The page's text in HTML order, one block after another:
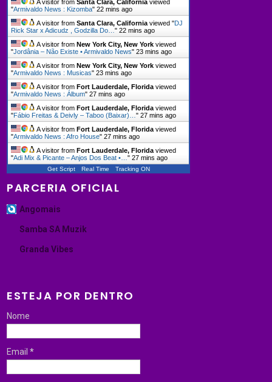
A visitor fromSanta Clara, Californiaviewed
"Armivaldo News : Kizomba"22 mins ago
A visitor fromSanta Clara, Californiaviewed "DJ
Rick Star x Adicudz , Godzilla Do…"22 mins ago
A visitor from New York City, New York viewed
"Jordânia – Não Existe • Armivaldo News"23 mins ago
A visitor from New York City, New York viewed
"Armivaldo News : Musicas"23 mins ago
A visitor from Fort Lauderdale, Floridaviewed
"Armivaldo News : Álbum"27 mins ago
A visitor from Fort Lauderdale, Floridaviewed
"Fábio Freitas & Deivly – Taboo (Baixar)…"27 mins ago
A visitor from Fort Lauderdale, Floridaviewed
"Armivaldo News : Afro House"27 mins ago
A visitor from Fort Lauderdale, Floridaviewed
"Adi Mix & Picante – Anjos Dos Beat •…"27 mins ago
Get Script Real Time Tracking ON
PARCERIA OFICIAL
Angomais
Samba SA Muzik
Granda Vibes
ESTEJA POR DENTRO
Nome
Email*